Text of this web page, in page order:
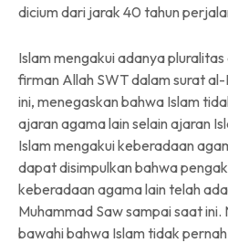
dicium dari jarak 40 tahun
Islam mengakui adanya
firman Allah SWT dalam surat
ini, menegaskan bahwa Islam
ajaran agama lain selain ajaran
Islam mengakui keberadaan
dapat disimpulkan bahwa
keberadaan agama lain telah
Muhammad Saw sampai saat ini.
bawahi bahwa Islam tidak